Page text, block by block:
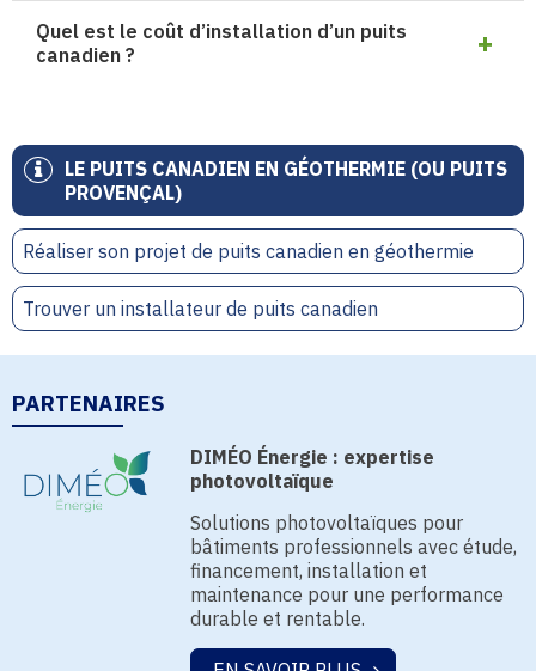
LE PUITS CANADIEN EN GÉOTHERMIE (OU PUITS
PROVENÇAL)
Réaliser son projet de puits canadien en géothermie
Trouver un installateur de puits canadien
Quel est le coût d’installation d’un puits
canadien ?
PARTENAIRES
DIMÉO Énergie : expertise
photovoltaïque
Solutions photovoltaïques pour
bâtiments professionnels avec étude,
financement, installation et
maintenance pour une performance
durable et rentable.